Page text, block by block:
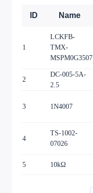
ID Name
1
LCKFB-
TMX-
MSPM0G3507
2
DC-005-5A-
2.5
3 1N4007
4
TS-1002-
07026
5 10kΩ